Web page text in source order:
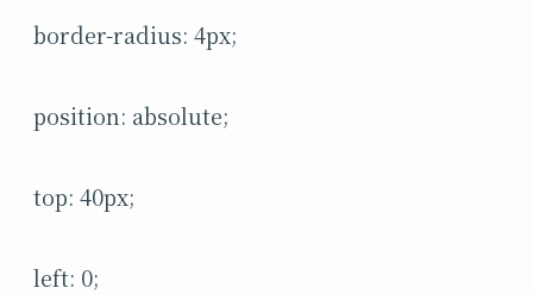
border-radius: 4px;
position: absolute;
top: 40px;
left: 0;